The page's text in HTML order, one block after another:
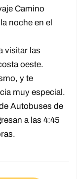
Camino
noche en el
visitar las
oeste.
y te
muy especial.
Autobuses de
a las 4:45